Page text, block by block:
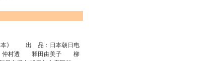
本》 出 品：日本朝日电
仲村透 释田由美子 柳